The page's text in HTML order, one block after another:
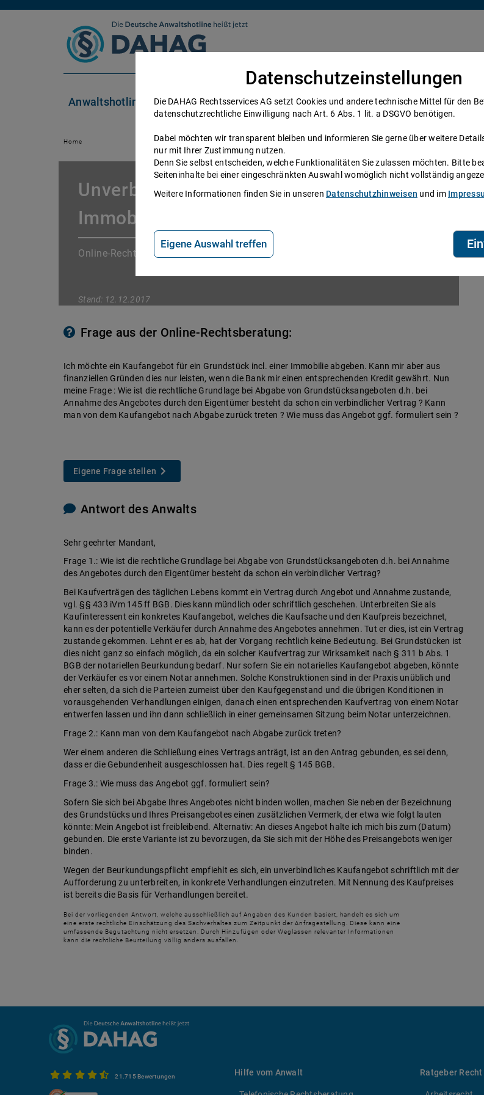
Anwaltshotline Rechtsgebiete Über uns Anwälte
Home
Unverbindliches Kaufangebot für eine
Immobilie abgeben
Online-Rechtsberatung
Stand: 12.12.2017
Frage aus der Online-Rechtsberatung:
Ich möchte ein Kaufangebot für ein Grundstück incl. einer Immobilie abgeben. Kann mir aber aus
finanziellen Gründen dies nur leisten, wenn die Bank mir einen entsprechenden Kredit gewährt. Nun
meine Frage : Wie ist die rechtliche Grundlage bei Abgabe von Grundstücksangeboten d.h. bei
Annahme des Angebotes durch den Eigentümer besteht da schon ein verbindlicher Vertrag ? Kann
man von dem Kaufangebot nach Abgabe zurück treten ? Wie muss das Angebot ggf. formuliert sein ?
Eigene Frage stellen
Antwort des Anwalts
Sehr geehrter Mandant,
Frage 1.: Wie ist die rechtliche Grundlage bei Abgabe von Grundstücksangeboten d.h. bei Annahme
des Angebotes durch den Eigentümer besteht da schon ein verbindlicher Vertrag?
Bei Kaufverträgen des täglichen Lebens kommt ein Vertrag durch Angebot und Annahme zustande,
vgl. §§ 433 iVm 145 ff BGB. Dies kann mündlich oder schriftlich geschehen. Unterbreiten Sie als
Kaufinteressent ein konkretes Kaufangebot, welches die Kaufsache und den Kaufpreis bezeichnet,
kann es der potentielle Verkäufer durch Annahme des Angebotes annehmen. Tut er dies, ist ein Vertrag
zustande gekommen. Lehnt er es ab, hat der Vorgang rechtlich keine Bedeutung. Bei Grundstücken ist
dies nicht ganz so einfach möglich, da ein solcher Kaufvertrag zur Wirksamkeit nach § 311 b Abs. 1
BGB der notariellen Beurkundung bedarf. Nur sofern Sie ein notarielles Kaufangebot abgeben, könnte
der Verkäufer es vor einem Notar annehmen. Solche Konstruktionen sind in der Praxis unüblich und
eher selten, da sich die Parteien zumeist über den Kaufgegenstand und die übrigen Konditionen in
vorausgehenden Verhandlungen einigen, danach einen entsprechenden Kaufvertrag von einem Notar
entwerfen lassen und ihn dann schließlich in einer gemeinsamen Sitzung beim Notar unterzeichnen.
Frage 2.: Kann man von dem Kaufangebot nach Abgabe zurück treten?
Wer einem anderen die Schließung eines Vertrags anträgt, ist an den Antrag gebunden, es sei denn,
dass er die Gebundenheit ausgeschlossen hat. Dies regelt § 145 BGB.
Frage 3.: Wie muss das Angebot ggf. formuliert sein?
Sofern Sie sich bei Abgabe Ihres Angebotes nicht binden wollen, machen Sie neben der Bezeichnung
des Grundstücks und Ihres Preisangebotes einen zusätzlichen Vermerk, der etwa wie folgt lauten
könnte: Mein Angebot ist freibleibend. Alternativ: An dieses Angebot halte ich mich bis zum (Datum)
gebunden. Die erste Variante ist zu bevorzugen, da Sie sich mit der Höhe des Preisangebots weniger
binden.
Wegen der Beurkundungspflicht empfiehlt es sich, ein unverbindliches Kaufangebot schriftlich mit der
Aufforderung zu unterbreiten, in konkrete Verhandlungen einzutreten. Mit Nennung des Kaufpreises
ist bereits die Basis für Verhandlungen bereitet.
Bei der vorliegenden Antwort, welche ausschließlich auf Angaben des Kunden basiert, handelt es sich um
eine erste rechtliche Einschätzung des Sachverhaltes zum Zeitpunkt der Anfragestellung. Diese kann eine
umfassende Begutachtung nicht ersetzen. Durch Hinzufügen oder Weglassen relevanter Informationen
kann die rechtliche Beurteilung völlig anders ausfallen.
21.715 Bewertungen Hilfe vom Anwalt Ratgeber Recht
Datenschutzeinstellungen
Die DAHAG Rechtsservices AG setzt Cookies und andere technische Mittel für den
datenschutzrechtliche Einwilligung nach Art. 6 Abs. 1 lit. a DSGVO benötigen.
Dabei möchten wir transparent bleiben und informieren Sie gerne über weitere
nur mit Ihrer Zustimmung nutzen.
Denn Sie selbst entscheiden, welche Funktionalitäten Sie zulassen möchten. Bitte
Seiteninhalte bei einer eingeschränkten Auswahl womöglich nicht vollständig
Weitere Informationen finden Sie in unseren Datenschutzhinweisen und im
Eigene Auswahl treffen